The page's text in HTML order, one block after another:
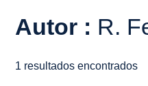
Autor : R.
1 resultados encontrados